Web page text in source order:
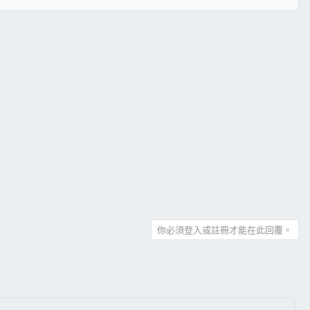
你必須登入或註冊才能在此回覆。